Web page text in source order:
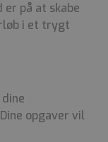
på at skabe
i et trygt
opgaver vil